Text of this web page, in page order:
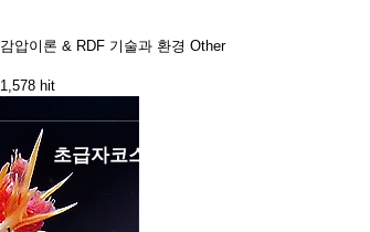
초급자코스
감압이론 & RDF 기술과 환경 Other
1,578 hit